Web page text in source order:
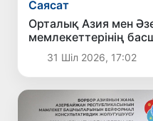
Саясат
Орталық Азия мен
мемлекеттерінің
үйінің ашылу
31 Шіл 2026, 17:02